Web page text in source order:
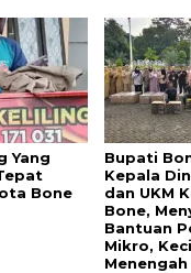
Yang
Bone
Bupati
Kepala
dan UKM
Bone,
Bantuan
Mikro,
Menengah